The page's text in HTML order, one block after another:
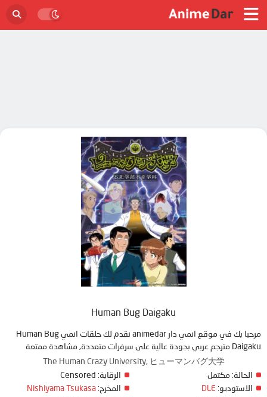
Human Bug Daigaku
مرحبا بك في موقع انمي دار animedar نقدم لك حلقات انمي Human Bug
Daigaku مترجم عربي بجودة عالية على سرفرات متعددة, مشاهدة ممتعة
The Human Crazy University, ヒューマンバグ大学
الحالة: مكتمل
الاستوديو: DLE
الرقابة:
المخرج: Nishiyama Tsukasa